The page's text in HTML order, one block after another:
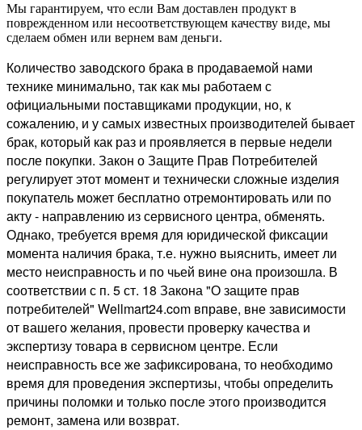
Мы гарантируем, что если Вам доставлен продукт в
поврежденном или несоответствующем качеству виде, мы
сделаем обмен или вернем вам деньги.
Количество заводского брака в продаваемой нами
технике минимально, так как мы работаем с
официальными поставщиками продукции, но, к
сожалению, и у самых известных производителей бывает
брак, который как раз и проявляется в первые недели
после покупки. Закон о Защите Прав Потребителей
регулирует этот момент и технически сложные изделия
покупатель может бесплатно отремонтировать или по
акту - направлению из сервисного центра, обменять.
Однако, требуется время для юридической фиксации
момента наличия брака, т.е. нужно выяснить, имеет ли
место неисправность и по чьей вине она произошла. В
соответствии с п. 5 ст. 18 Закона "О защите прав
потребителей" Wellmart24.com вправе, вне зависимости
от вашего желания, провести проверку качества и
экспертизу товара в сервисном центре. Если
неисправность все же зафиксирована, то необходимо
время для проведения экспертизы, чтобы определить
причины поломки и только после этого производится
ремонт, замена или возврат.